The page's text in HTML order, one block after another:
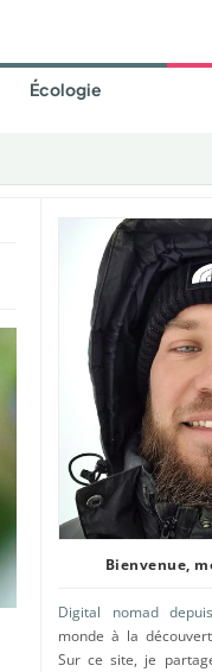
Écologie
Bienvenue,
Digital nomad
monde à la
Sur ce site, je